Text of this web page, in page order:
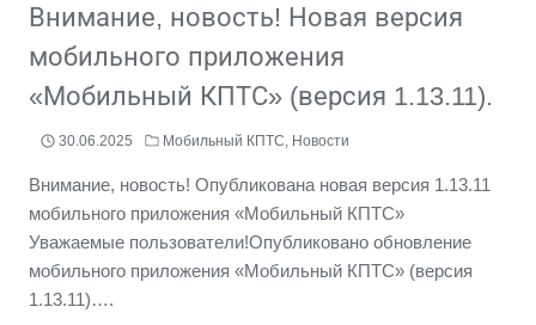
Внимание, новость! Новая версия
мобильного приложения
«Мобильный КПТС» (версия 1.13.11).
30.06.2025 Мобильный КПТС Новости
Внимание, новость! Опубликована новая версия 1.13.11
мобильного приложения «Мобильный КПТС»
Уважаемые пользователи!Опубликовано обновление
мобильного приложения «Мобильный КПТС» (версия
1.13.11)….